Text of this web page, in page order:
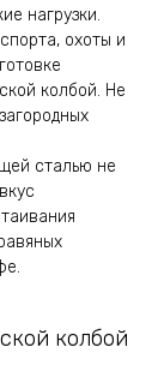
нагрузки.
охоты и
колбой. Не
сталью не
колбой